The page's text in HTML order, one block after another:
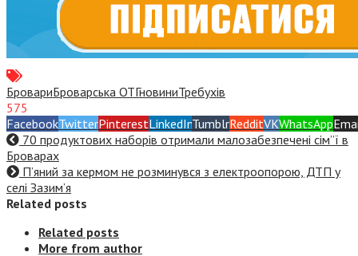
БровариБроварська ОТГновиниТребухів
575
FacebookTwitterPinterestLinkedInTumblrRedditVKWhatsApp
70 продуктових наборів отримали малозабезпечені сім”ї в
Броварах
П’яний за кермом не розминувся з електроопорою, ДТП у
селі Зазим’я
Related posts
Related posts
More from author